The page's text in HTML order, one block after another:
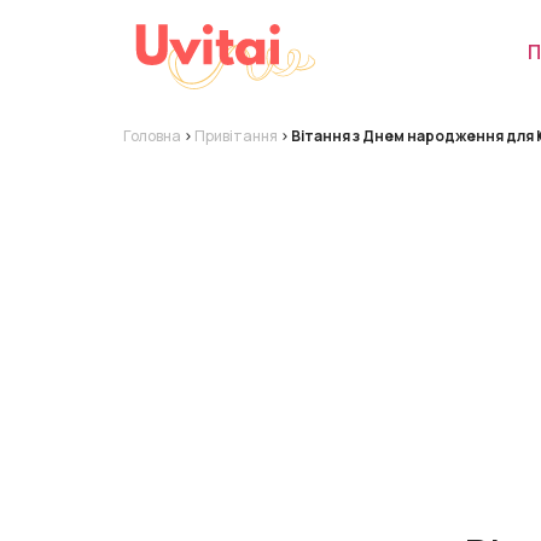
Головна > Привітання > Вітання з Днем народження для